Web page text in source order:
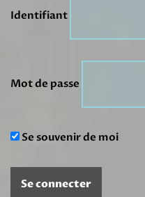
Identifiant
Mot de passe
Se souvenir de moi